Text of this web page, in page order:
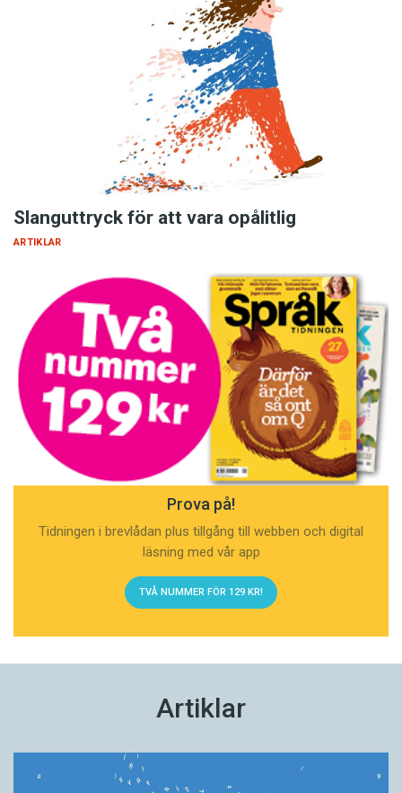
Slanguttryck för att vara opålitlig
ARTIKLAR
Prova på!
Tidningen i brevlådan plus tillgång till webben och digital
läsning med vår app
TVÅ NUMMER FÖR 129 KR!
Artiklar